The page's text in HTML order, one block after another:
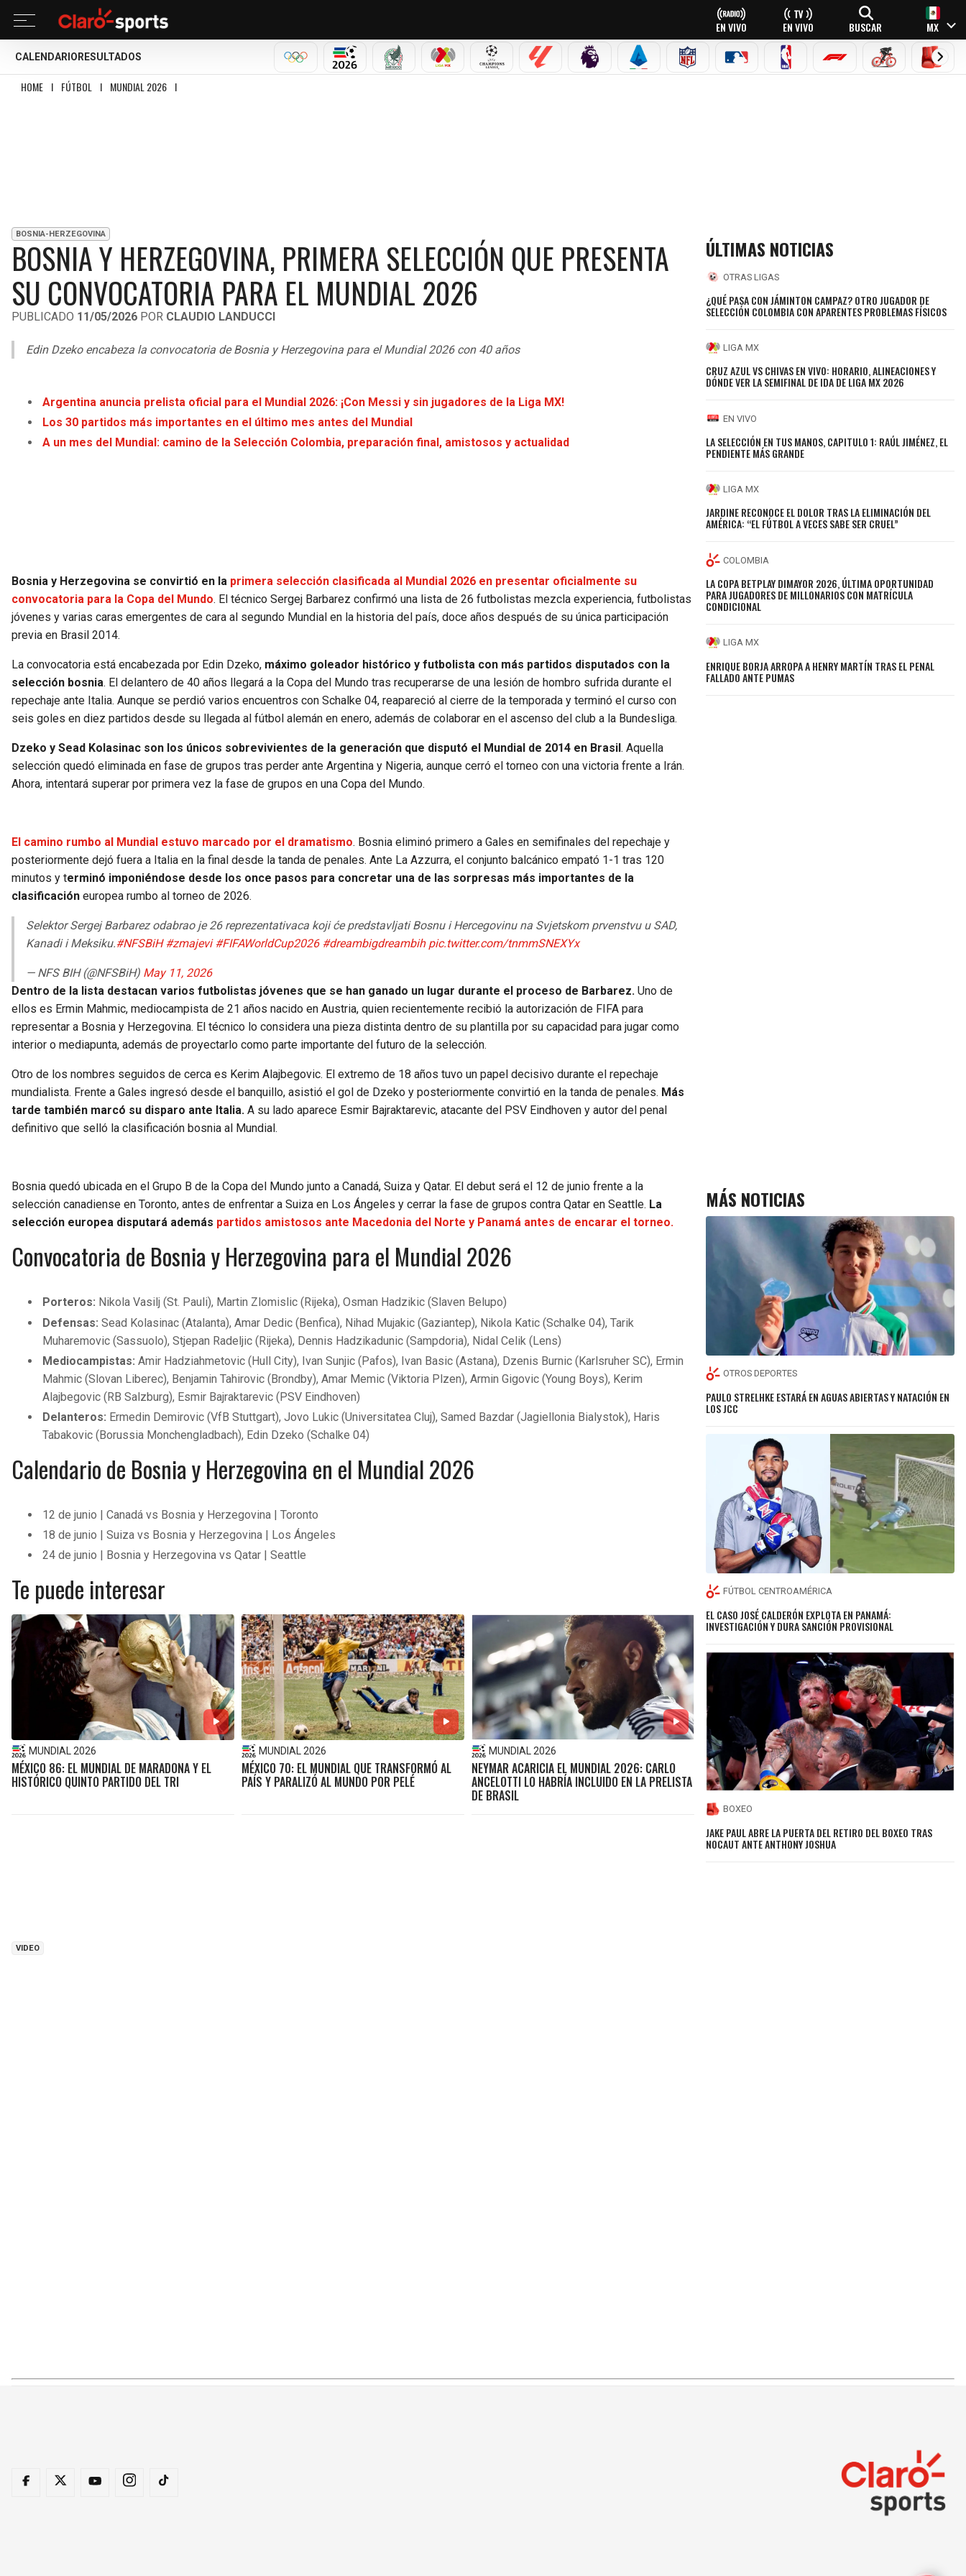
EN VIVO EN VIVO BUSCAR MX
CALENDARIO RESULTADOS
OLÍMPICOSMUNDIAL 2026SELECCIÓN MEXICANA
LIGA MX CHAMPIONS LEAGUE
LALIGA PREMIER LEAGUE
SERIE A NFL MLB NBA FÓRMULA 1CICLISMOBOXEO
HOME I FÚTBOL I MUNDIAL 2026 I
BOSNIA-HERZEGOVINA
BOSNIA Y HERZEGOVINA, PRIMERA SELECCIÓN QUE PRESENTA
SU CONVOCATORIA PARA EL MUNDIAL 2026
PUBLICADO 11/05/2026 POR CLAUDIO LANDUCCI
Edin Dzeko encabeza la convocatoria de Bosnia y Herzegovina para el Mundial 2026 con 40 años
Argentina anuncia prelista oficial para el Mundial 2026: ¡Con Messi y sin jugadores de la Liga MX!
Los 30 partidos más importantes en el último mes antes del Mundial
A un mes del Mundial: camino de la Selección Colombia, preparación final, amistosos y actualidad
Bosnia y Herzegovina se convirtió en la primera selección clasificada al Mundial 2026 en presentar oficialmente su
convocatoria para la Copa del Mundo. El técnico Sergej Barbarez confirmó una lista de 26 futbolistas mezcla experiencia, futbolistas
jóvenes y varias caras emergentes de cara al segundo Mundial en la historia del país, doce años después de su única participación
previa en Brasil 2014.
La convocatoria está encabezada por Edin Dzeko, máximo goleador histórico y futbolista con más partidos disputados con la
selección bosnia. El delantero de 40 años llegará a la Copa del Mundo tras recuperarse de una lesión de hombro sufrida durante el
repechaje ante Italia. Aunque se perdió varios encuentros con Schalke 04, reapareció al cierre de la temporada y terminó el curso con
seis goles en diez partidos desde su llegada al fútbol alemán en enero, además de colaborar en el ascenso del club a la Bundesliga.
Dzeko y Sead Kolasinac son los únicos sobrevivientes de la generación que disputó el Mundial de 2014 en Brasil . Aquella
selección quedó eliminada en fase de grupos tras perder ante Argentina y Nigeria, aunque cerró el torneo con una victoria frente a Irán.
Ahora, intentará superar por primera vez la fase de grupos en una Copa del Mundo.
El camino rumbo al Mundial estuvo marcado por el dramatismo. Bosnia eliminó primero a Gales en semifinales del repechaje y
posteriormente dejó fuera a Italia en la final desde la tanda de penales. Ante La Azzurra, el conjunto balcánico empató 1-1 tras 120
minutos y terminó imponiéndose desde los once pasos para concretar una de las sorpresas más importantes de la
clasificación europea rumbo al torneo de 2026.
Selektor Sergej Barbarez odabrao je 26 reprezentativaca koji će predstavljati Bosnu i Hercegovinu na Svjetskom prvenstvu u SAD,
Kanadi i Meksiku.#NFSBiH #zmajevi #FIFAWorldCup2026 #dreambigdreambih pic.twitter.com/tnmmSNEXYx
— NFS BIH (@NFSBiH) May 11, 2026
Dentro de la lista destacan varios futbolistas jóvenes que se han ganado un lugar durante el proceso de Barbarez. Uno de
ellos es Ermin Mahmic, mediocampista de 21 años nacido en Austria, quien recientemente recibió la autorización de FIFA para
representar a Bosnia y Herzegovina. El técnico lo considera una pieza distinta dentro de su plantilla por su capacidad para jugar como
interior o mediapunta, además de proyectarlo como parte importante del futuro de la selección.
Otro de los nombres seguidos de cerca es Kerim Alajbegovic. El extremo de 18 años tuvo un papel decisivo durante el repechaje
mundialista. Frente a Gales ingresó desde el banquillo, asistió el gol de Dzeko y posteriormente convirtió en la tanda de penales. Más
tarde también marcó su disparo ante Italia. A su lado aparece Esmir Bajraktarevic, atacante del PSV Eindhoven y autor del penal
definitivo que selló la clasificación bosnia al Mundial.
Bosnia quedó ubicada en el Grupo B de la Copa del Mundo junto a Canadá, Suiza y Qatar. El debut será el 12 de junio frente a la
selección canadiense en Toronto, antes de enfrentar a Suiza en Los Ángeles y cerrar la fase de grupos contra Qatar en Seattle. La
selección europea disputará además partidos amistosos ante Macedonia del Norte y Panamá antes de encarar el torneo.
Convocatoria de Bosnia y Herzegovina para el Mundial 2026
Porteros: Nikola Vasilj (St. Pauli), Martin Zlomislic (Rijeka), Osman Hadzikic (Slaven Belupo)
Defensas:Sead Kolasinac (Atalanta), Amar Dedic (Benfica), Nihad Mujakic (Gaziantep), Nikola Katic (Schalke 04), Tarik
Muharemovic (Sassuolo), Stjepan Radeljic (Rijeka), Dennis Hadzikadunic (Sampdoria), Nidal Celik (Lens)
Mediocampistas:Amir Hadziahmetovic (Hull City), Ivan Sunjic (Pafos), Ivan Basic (Astana), Dzenis Burnic (Karlsruher SC), Ermin
Mahmic (Slovan Liberec), Benjamin Tahirovic (Brondby), Amar Memic (Viktoria Plzen), Armin Gigovic (Young Boys), Kerim
Alajbegovic (RB Salzburg), Esmir Bajraktarevic (PSV Eindhoven)
Delanteros: Ermedin Demirovic (VfB Stuttgart), Jovo Lukic (Universitatea Cluj), Samed Bazdar (Jagiellonia Bialystok), Haris
Tabakovic (Borussia Monchengladbach), Edin Dzeko (Schalke 04)
Calendario de Bosnia y Herzegovina en el Mundial 2026
12 de junio | Canadá vs Bosnia y Herzegovina | Toronto
18 de junio | Suiza vs Bosnia y Herzegovina | Los Ángeles
24 de junio | Bosnia y Herzegovina vs Qatar | Seattle
Te puede interesar
MUNDIAL 2026
MÉXICO 86: EL MUNDIAL DE MARADONA Y EL
HISTÓRICO QUINTO PARTIDO DEL TRI
MUNDIAL 2026
MÉXICO 70: EL MUNDIAL QUE TRANSFORMÓ AL
PAÍS Y PARALIZÓ AL MUNDO POR PELÉ
MUNDIAL 2026
NEYMAR ACARICIA EL MUNDIAL 2026: CARLO
ANCELOTTI LO HABRÍA INCLUIDO EN LA PRELISTA
DE BRASIL
VIDEO
ÚLTIMAS NOTICIAS
OTRAS LIGAS
¿QUÉ PASA CON JÁMINTON CAMPAZ? OTRO JUGADOR DE
SELECCIÓN COLOMBIA CON APARENTES PROBLEMAS FÍSICOS
LIGA MX
CRUZ AZUL VS CHIVAS EN VIVO: HORARIO, ALINEACIONES Y
DÓNDE VER LA SEMIFINAL DE IDA DE LIGA MX 2026
EN VIVO
LA SELECCIÓN EN TUS MANOS, CAPITULO 1: RAÚL JIMÉNEZ, EL
PENDIENTE MÁS GRANDE
LIGA MX
JARDINE RECONOCE EL DOLOR TRAS LA ELIMINACIÓN DEL
AMÉRICA: “EL FÚTBOL A VECES SABE SER CRUEL”
COLOMBIA
LA COPA BETPLAY DIMAYOR 2026, ÚLTIMA OPORTUNIDAD
PARA JUGADORES DE MILLONARIOS CON MATRÍCULA
CONDICIONAL
LIGA MX
ENRIQUE BORJA ARROPA A HENRY MARTÍN TRAS EL PENAL
FALLADO ANTE PUMAS
MÁS NOTICIAS
OTROS DEPORTES
PAULO STRELHKE ESTARÁ EN AGUAS ABIERTAS Y NATACIÓN EN
LOS JCC
FÚTBOL CENTROAMÉRICA
EL CASO JOSÉ CALDERÓN EXPLOTA EN PANAMÁ:
INVESTIGACIÓN Y DURA SANCIÓN PROVISIONAL
BOXEO
JAKE PAUL ABRE LA PUERTA DEL RETIRO DEL BOXEO TRAS
NOCAUT ANTE ANTHONY JOSHUA